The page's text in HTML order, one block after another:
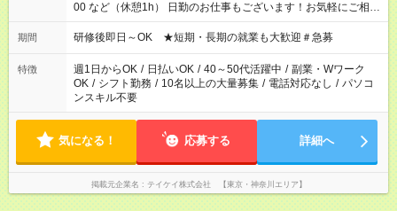
00 など（休憩1h） 日勤のお仕事もございます！お気軽にご相談
ください！
期間 研修後即日～OK ★短期・長期の就業も大歓迎＃急募
特徴 週1日からOK / 日払いOK / 40～50代活躍中 / 副業・Wワーク
OK / シフト勤務 / 10名以上の大量募集 / 電話対応なし / パソコ
ンスキル不要
気になる！ 応募する 詳細へ
掲載元企業名 テイケイ株式会社 【東京・神奈川エリア】